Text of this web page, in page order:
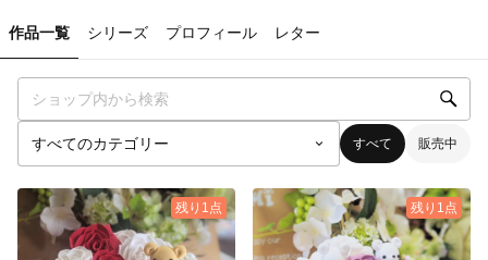
作品一覧 シリーズ プロフィール レター
すべて 販売中
残り1点 残り1点